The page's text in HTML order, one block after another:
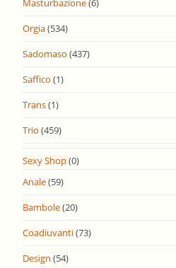
Masturbazione(6)
Orgia(534)
Sadomaso (437)
Saffico (1)
Trans(1)
Trio (459)
Sexy Shop(0)
Anale(59)
Bambole(20)
Coadiuvanti(73)
Design (54)